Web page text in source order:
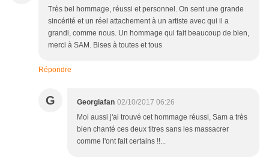
Très bel hommage, réussi et personnel. On sent une grande
sincérité et un réel attachement à un artiste avec qui il a
grandi, comme nous. Un hommage qui fait beaucoup de bien,
merci à SAM. Bises à toutes et tous
Répondre
G Georgiafan 02/10/2017 06:26
Moi aussi j'ai trouvé cet hommage réussi, Sam a très
bien chanté ces deux titres sans les massacrer
comme l'ont fait certains !!...